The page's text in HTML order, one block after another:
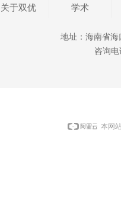
关于双优 学术
地址：海南省
咨询
本网